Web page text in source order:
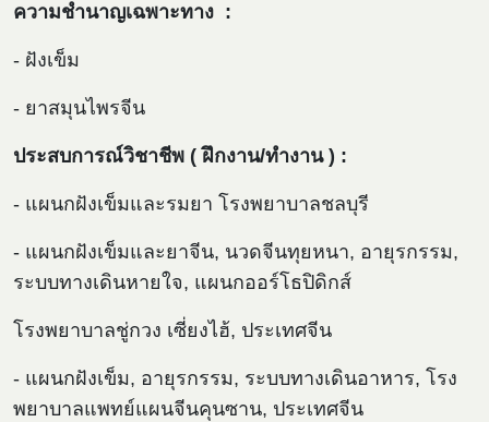
ความชำนาญเฉพาะทาง :
- ฝังเข็ม
- ยาสมุนไพรจีน
ประสบการณ์วิชาชีพ ( ฝึกงาน/ทำงาน ) :
- แผนกฝังเข็มและรมยา โรงพยาบาลชลบุรี
- แผนกฝังเข็มและยาจีน, นวดจีนทุยหนา, อายุรกรรม,
ระบบทางเดินหายใจ, แผนกออร์โธปิดิกส์
โรงพยาบาลชู่กวง เซี่ยงไฮ้, ประเทศจีน
- แผนกฝังเข็ม, อายุรกรรม, ระบบทางเดินอาหาร, โรง
พยาบาลแพทย์แผนจีนคุนซาน, ประเทศจีน